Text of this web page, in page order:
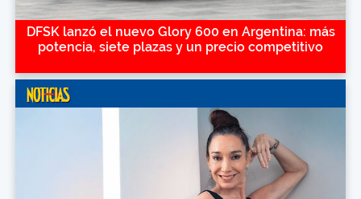
DFSK lanzó el nuevo Glory 600 en Argentina: más
potencia, siete plazas y un precio competitivo